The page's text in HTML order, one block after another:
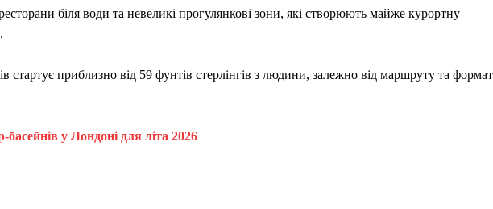
біля води та невеликі прогулянкові зони, які створюють майже курортну
стартує приблизно від 59 фунтів стерлінгів з людини, залежно від маршруту та
у Лондоні для літа 2026